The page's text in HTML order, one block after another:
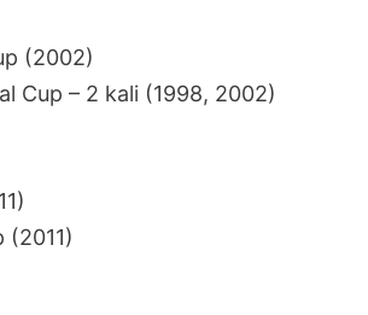
(2002)
Cup – 2 kali (1998, 2002)
(2011)